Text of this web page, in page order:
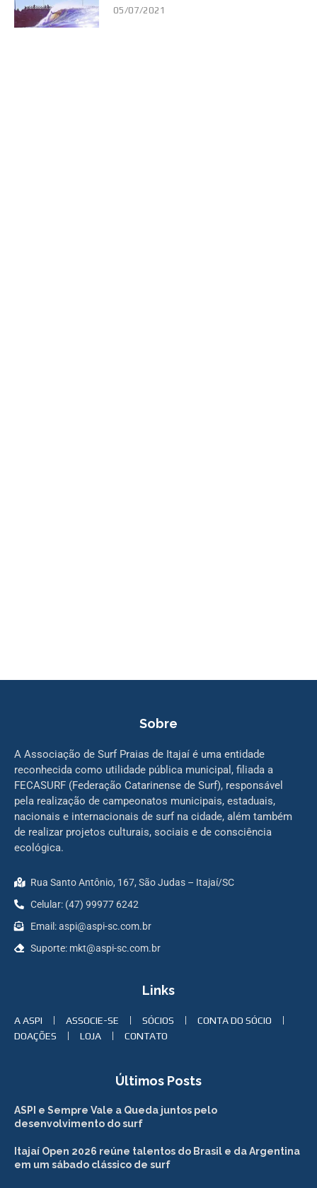
05/07/2021
Sobre
A Associação de Surf Praias de Itajaí é uma entidade
reconhecida como utilidade pública municipal, filiada a
FECASURF (Federação Catarinense de Surf), responsável
pela realização de campeonatos municipais, estaduais,
nacionais e internacionais de surf na cidade, além também
de realizar projetos culturais, sociais e de consciência
ecológica.
Rua Santo Antônio, 167, São Judas – Itajaí/SC
Celular: (47) 99977 6242
Email: aspi@aspi-sc.com.br
Suporte: mkt@aspi-sc.com.br
Links
A ASPI ASSOCIE-SE SÓCIOS
CONTA DO SÓCIO
DOAÇÕES
LOJA CONTATO
Últimos Posts
ASPI e Sempre Vale a Queda juntos pelo
desenvolvimento do surf
Itajaí Open 2026 reúne talentos do Brasil e da Argentina
em um sábado clássico de surf